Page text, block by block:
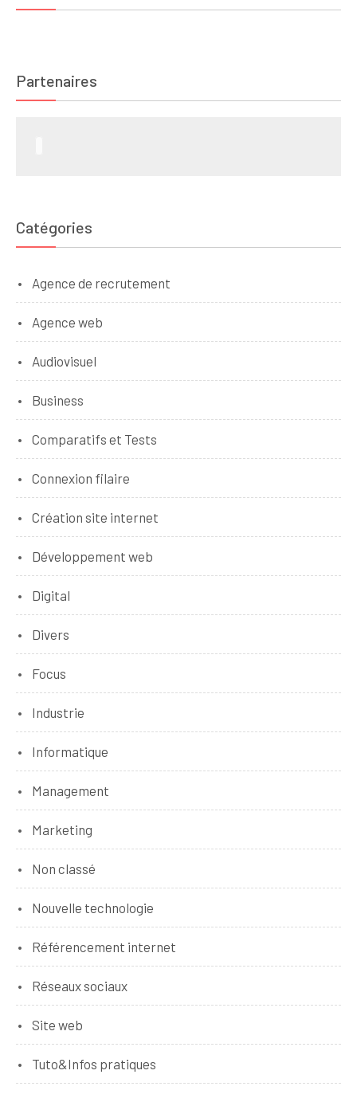
Partenaires
Catégories
Agence de recrutement
Agence web
Audiovisuel
Business
Comparatifs et Tests
Connexion filaire
Création site internet
Développement web
Digital
Divers
Focus
Industrie
Informatique
Management
Marketing
Non classé
Nouvelle technologie
Référencement internet
Réseaux sociaux
Site web
Tuto&Infos pratiques